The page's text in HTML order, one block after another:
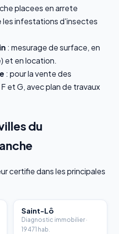
placees en arrete
infestations d'insectes
: mesurage de surface, en
et en location.
: pour la vente des
et G, avec plan de travaux
du
certifie dans les principales
Saint-Lô
Diagnostic immobilier ·
19 471 hab.